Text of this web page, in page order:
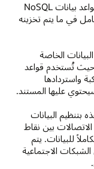
: هذا هو أكثر أنواع قواعد بيانات NoSQL
في ما يتم تخزينه
الخاصة
تُستخدم قواعد
واستردادها
عليها المستند.
بتنظيم البيانات
بين نقاط
للبيانات. يتم
الاجتماعية